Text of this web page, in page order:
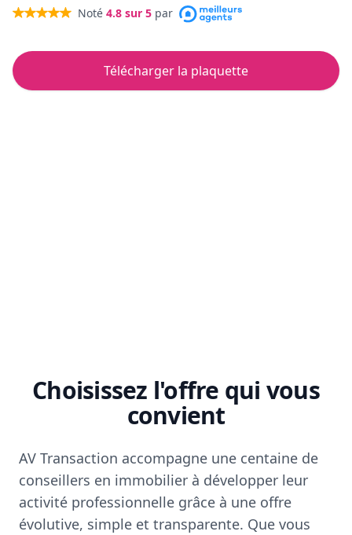
Noté 4.8 sur 5 par
Télécharger la plaquette
Choisissez l'offre qui vous
convient
AV Transaction accompagne une centaine de
conseillers en immobilier à développer leur
activité professionnelle grâce à une offre
évolutive, simple et transparente. Que vous